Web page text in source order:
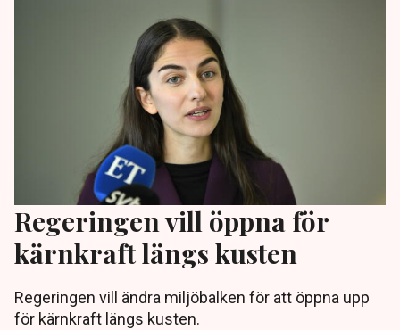
Regeringen vill öppna för
kärnkraft längs kusten
Regeringen vill ändra miljöbalken för att öppna upp
för kärnkraft längs kusten.